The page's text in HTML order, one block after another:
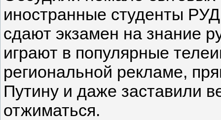
иностранные студенты
сдают экзамен на знание
играют в популярные
региональной рекламе,
Путину и даже заставили
отжиматься.